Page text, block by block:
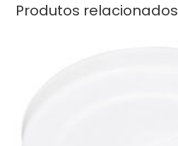
Produtos relacionados